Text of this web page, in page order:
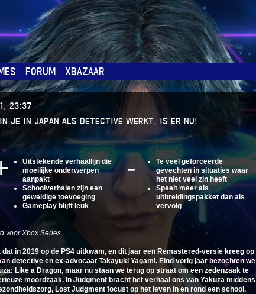
FORUM XBAZAAR
23:37
JE IN JAPAN ALS DETECTIVE WERKT, IS ER NU!
Uitstekende verhaallijn die
moeilijke onderwerpen
aanpakt
Schoolverhalen zijn een
geweldige toevoeging
Gameplay blijft leuk
Te veel geforceerde
gevechten in situaties waar
het niet veel zin heeft
Speelt meer als
uitbreidingspakket dan als
vervolg
voor Xbox Series.
in 2019 op de PS4 uitkwam, en dit jaar een Remastered-versie kreeg op
detective en ex-advocaat Takayuki Yagami. Eind vorig jaar bezochten we
Like a Dragon, maar nu staan we terug op straat om een zedenzaak te
moordzaak. In Judgment bracht het verhaal ons van Yakuza middens
Lost Judgment focust op het leven in en rond een school,